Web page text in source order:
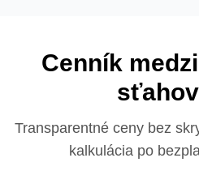
Cenník
Transparentné ceny bez
kalkulácia po